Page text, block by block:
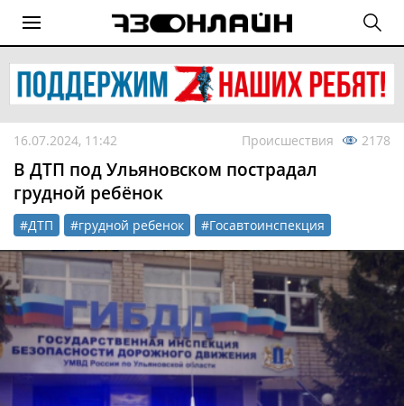
16.07.2024, 11:42 Происшествия 2178
В ДТП под Ульяновском пострадал
грудной ребёнок
#ДТП #грудной ребенок #Госавтоинспекция